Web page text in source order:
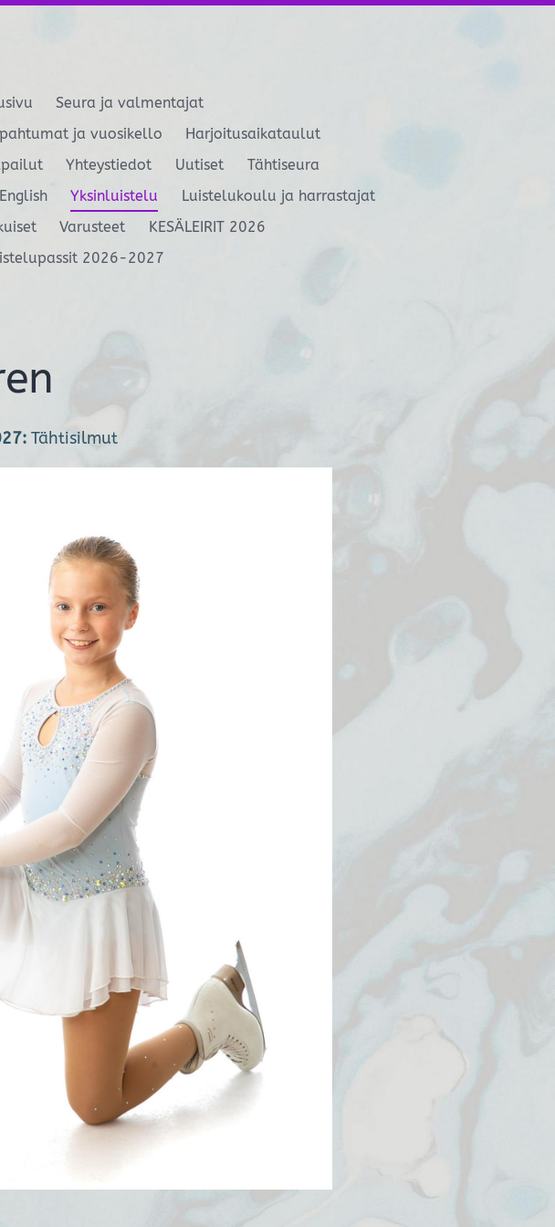
Seura ja valmentajat
ja vuosikello
Harjoitusaikataulut
Yhteystiedot Uutiset
Tähtiseura
Yksinluistelu
Luistelukoulu ja harrastajat
Varusteet
KESÄLEIRIT 2026
2026-2027
Tähtisilmut